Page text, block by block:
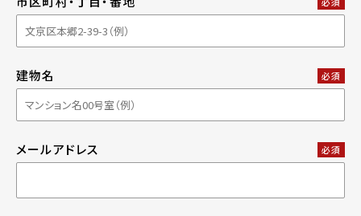
建物名 必須
メールアドレス 必須